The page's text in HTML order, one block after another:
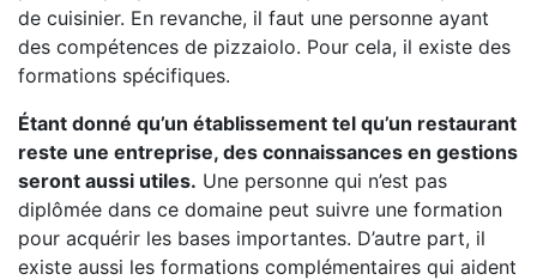
de cuisinier. En revanche, il faut une personne ayant
des compétences de pizzaiolo. Pour cela, il existe des
formations spécifiques.
Étant donné qu’un établissement tel qu’un restaurant
reste une entreprise, des connaissances en gestions
seront aussi utiles. Une personne qui n’est pas
diplômée dans ce domaine peut suivre une formation
pour acquérir les bases importantes. D’autre part, il
existe aussi les formations complémentaires qui aident